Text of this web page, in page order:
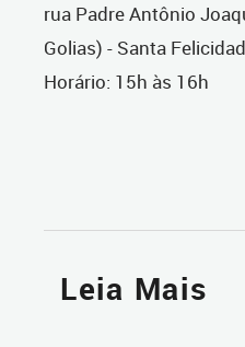
rua Padre Antônio
Golias) - Santa
Horário: 15h às 16h
Leia Mais